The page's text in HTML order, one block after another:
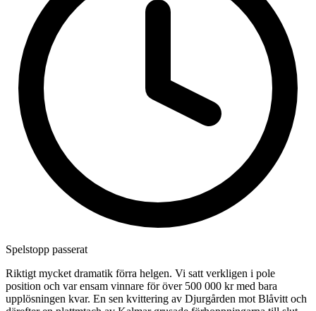
Spelstopp passerat
Riktigt mycket dramatik förra helgen. Vi satt verkligen i pole
position och var ensam vinnare för över 500 000 kr med bara
upplösningen kvar. En sen kvittering av Djurgården mot Blåvitt och